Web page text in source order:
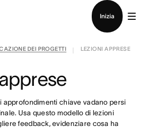
Inizia
DEI PROGETTI LEZIONI APPRESE
approfondimenti chiave vadano persi
Usa questo modello di lezioni
feedback, evidenziare cosa ha